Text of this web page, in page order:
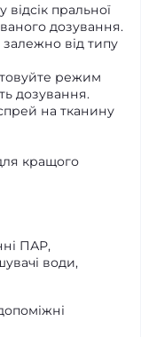
пральної
дозування.
від типу
режим
дозування.
на тканину
кращого
ПАР,
води,